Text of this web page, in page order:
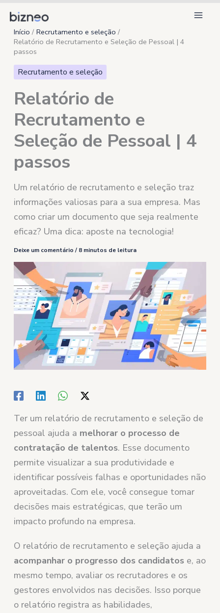
para
conteúdo
Início
Recrutamento e seleção
Relatório de Recrutamento e Seleção de Pessoal | 4
passos
Recrutamento e seleção
Relatório de
Recrutamento e
Seleção de Pessoal | 4
passos
Um relatório de recrutamento e seleção traz
informações valiosas para a sua empresa. Mas
como criar um documento que seja realmente
eficaz? Uma dica: aposte na tecnologia!
Deixe um comentário / 8 minutos de leitura
Ter um relatório de recrutamento e seleção de
pessoal ajuda a melhorar o processo de
contratação de talentos. Esse documento
permite visualizar a sua produtividade e
identificar possíveis falhas e oportunidades não
aproveitadas. Com ele, você consegue tomar
decisões mais estratégicas, que terão um
impacto profundo na empresa.
O relatório de recrutamento e seleção ajuda a
acompanhar o progresso dos candidatos e, ao
mesmo tempo, avaliar os recrutadores e os
gestores envolvidos nas decisões. Isso porque
o relatório registra as habilidades,